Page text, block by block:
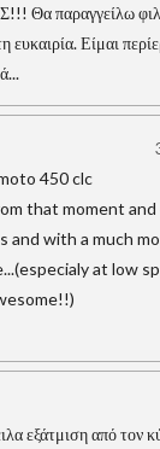
Θα παραγγείλω
ευκαιρία. Είμαι
450 clc
that moment
and with a much
at low
εξάτμιση από τον